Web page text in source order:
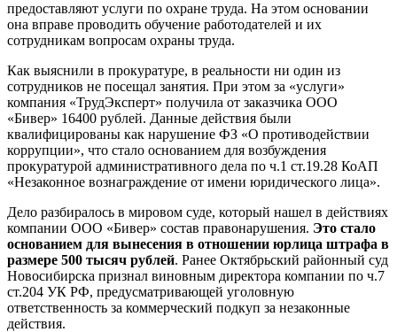
предоставляют услуги по охране труда. На этом основании
она вправе проводить обучение работодателей и их
сотрудникам вопросам охраны труда.
Как выяснили в прокуратуре, в реальности ни один из
сотрудников не посещал занятия. При этом за «услуги»
компания «ТрудЭксперт» получила от заказчика ООО
«Бивер» 16400 рублей. Данные действия были
квалифицированы как нарушение ФЗ «О противодействии
коррупции», что стало основанием для возбуждения
прокуратурой административного дела по ч.1 ст.19.28 КоАП
«Незаконное вознаграждение от имени юридического лица».
Дело разбиралось в мировом суде, который нашел в действиях
компании ООО «Бивер» состав правонарушения. Это стало
основанием для вынесения в отношении юрлица штрафа в
размере 500 тысяч рублей. Ранее Октябрьский районный суд
Новосибирска признал виновным директора компании по ч.7
ст.204 УК РФ, предусматривающей уголовную
ответственность за коммерческий подкуп за незаконные
действия.